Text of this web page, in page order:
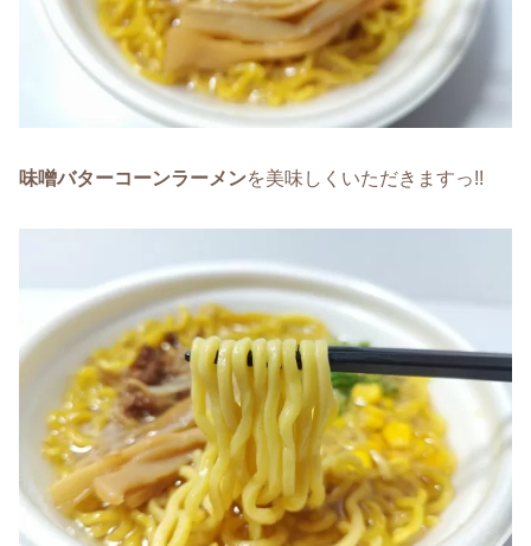
味噌バターコーンラーメンを美味しくいただきますっ!!